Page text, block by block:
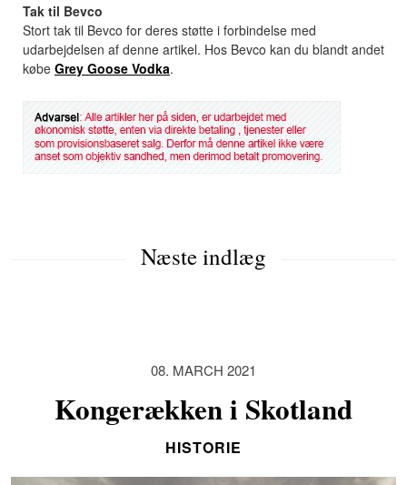
Tak til Bevco
Stort tak til Bevco for deres støtte i forbindelse med
udarbejdelsen af denne artikel. Hos Bevco kan du blandt andet
købe Grey Goose Vodka.
Næste indlæg
08. MARCH 2021
Kongerækken i Skotland
HISTORIE